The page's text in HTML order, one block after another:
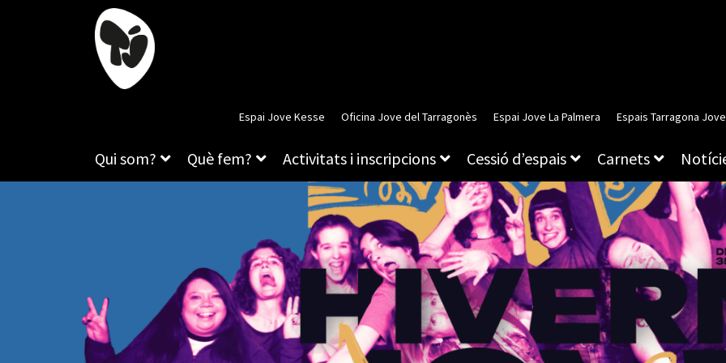
Espai Jove Kesse Oficina Jove del Tarragonès Espai Jove La Palmera Espais Tarragona Jove
Qui som? Què fem? Activitats i inscripcions Cessió d’espais Carnets